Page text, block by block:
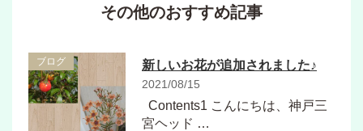
その他のおすすめ記事
ブログ 新しいお花が追加されました♪
2021/08/15
Contents1 こんにちは、神戸三
宮ヘッド …